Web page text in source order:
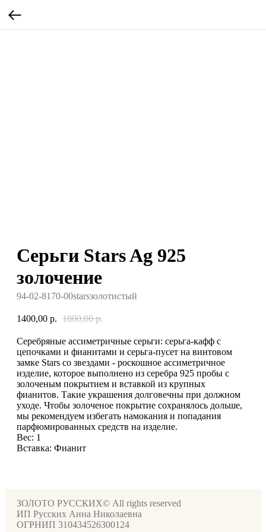
Серьги Stars Ag 925
золочение
94-02-8170-00starsзолотистый
1400,00 р. 1800,00 р.
Серебряные ассиметричные серьги: серьга-кафф с
цепочками и фианитами и серьга-пусет на винтовом
замке Stars со звездами - роскошное ассиметричное
изделие, которое выполнено из серебра 925 пробы с
золоченым покрытием и вставкой из крупных
фианитов. Такие украшения долговечны при должном
уходе. Чтобы золоченое покрытие сохранялось дольше,
мы рекомендуем избегать намокания и попадания
парфюмированных средств на изделие.
Вес: 1
Вставка: Фианит
ЗОЛОТО РУССКИХ© All rights reserved
ИП Русских Анна Николаевна
ОГРНИП 310434526300124